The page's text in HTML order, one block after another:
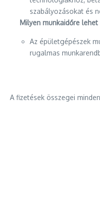
szabályozásokat és
Milyen munkaidőre
Az épületgépészek
rugalmas
A fizetések összegei